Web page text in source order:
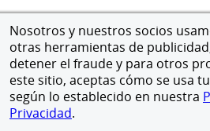
Nosotros y nuestros socios
otras herramientas de
detener el fraude y para otros
este sitio, aceptas cómo se usa
según lo establecido en nuestra
Privacidad.